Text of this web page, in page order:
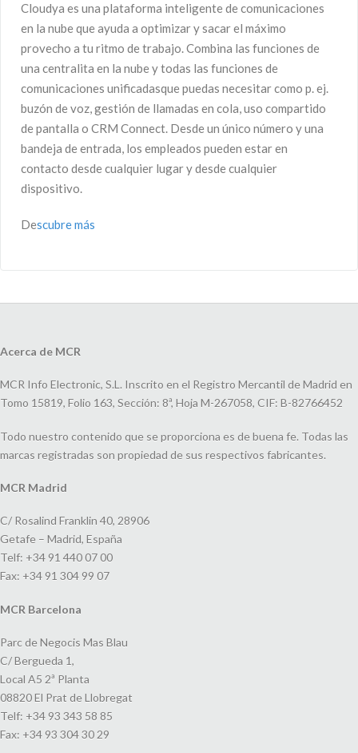
Cloudya es una plataforma inteligente de comunicaciones
en la nube que ayuda a optimizar y sacar el máximo
provecho a tu ritmo de trabajo. Combina las funciones de
una centralita en la nube y todas las funciones de
comunicaciones unificadasque puedas necesitar como p. ej.
buzón de voz, gestión de llamadas en cola, uso compartido
de pantalla o CRM Connect. Desde un único número y una
bandeja de entrada, los empleados pueden estar en
contacto desde cualquier lugar y desde cualquier
dispositivo.
Descubre más
Acerca de MCR
MCR Info Electronic, S.L. Inscrito en el Registro Mercantil de Madrid en
Tomo 15819, Folio 163, Sección: 8ª, Hoja M-267058, CIF: B-82766452
Todo nuestro contenido que se proporciona es de buena fe. Todas las
marcas registradas son propiedad de sus respectivos fabricantes.
MCR Madrid
C/ Rosalind Franklin 40, 28906
Getafe – Madrid, España
Telf: +34 91 440 07 00
Fax: +34 91 304 99 07
MCR Barcelona
Parc de Negocis Mas Blau
C/ Bergueda 1,
Local A5 2ª Planta
08820 El Prat de Llobregat
Telf: +34 93 343 58 85
Fax: +34 93 304 30 29